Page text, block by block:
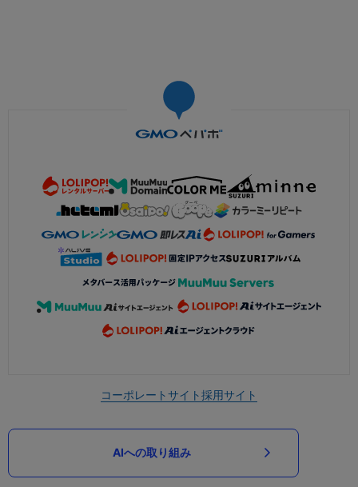
コーポレートサイト採用サイト
AIへの取り組み